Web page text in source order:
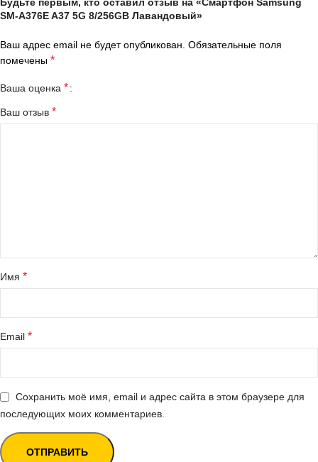
SM-A376E A37 5G 8/256GB Лавандовый»
Ваш адрес email не будет опубликован. Обязательные поля
помечены *
Ваша оценка *
Ваш отзыв *
Имя *
Email *
Сохранить моё имя, email и адрес сайта в этом браузере для
последующих моих комментариев.